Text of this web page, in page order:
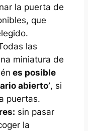
la puerta de
que
las
miniatura de
es posible
abierto’, si
puertas.
sin pasar
la